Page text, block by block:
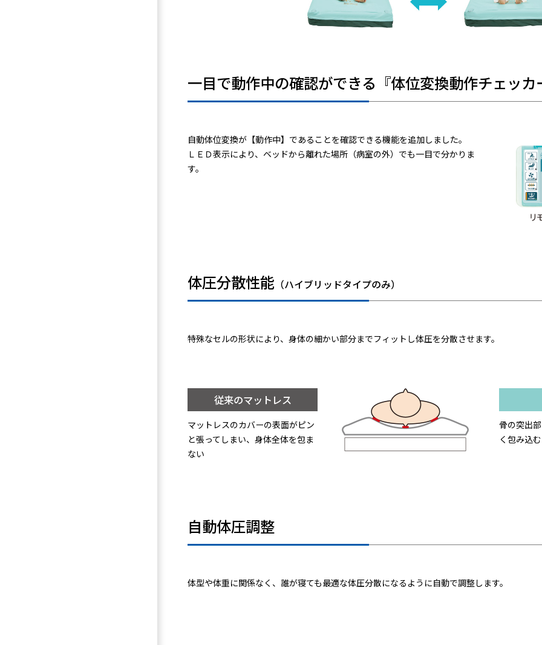
一目で動作中の確認ができる『体位変換動作チェッカ
自動体位変換が【動作中】であることを確認できる機能を追加しました。
ＬＥＤ表示により、ベッドから離れた場所（病室の外）でも一目で分かりま
す。
体圧分散性能 （ハイブリッドタイプのみ）
特殊なセルの形状により、身体の細かい部分までフィットし体圧を分散させます。
従来のマットレス
マットレスのカバーの表面がピン
と張ってしまい、身体全体を包ま
ない
骨の突出
く包み込む
自動体圧調整
体型や体重に関係なく、誰が寝ても最適な体圧分散になるように自動で調整します。